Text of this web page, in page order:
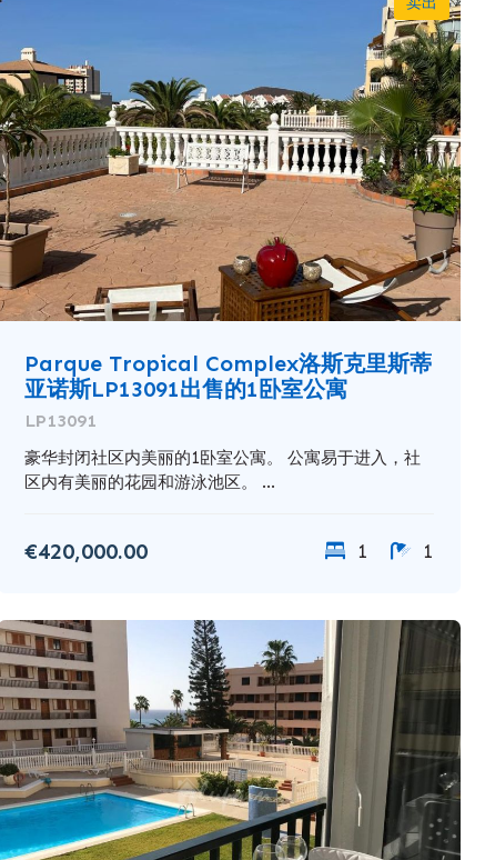
Parque Tropical Complex洛斯克里斯蒂
亚诺斯LP13091出售的1卧室公寓
LP13091
豪华封闭社区内美丽的1卧室公寓。 公寓易于进入，社
区内有美丽的花园和游泳池区。 ...
€420,000.00 1 1